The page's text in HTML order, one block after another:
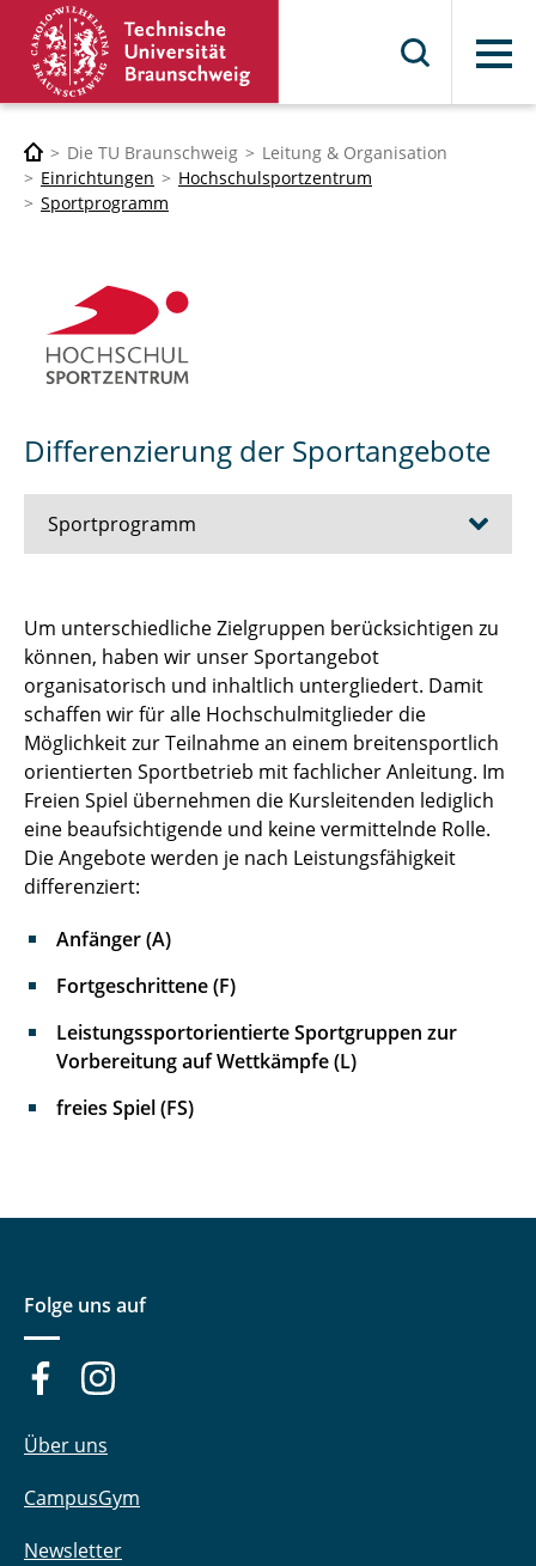
Menü
Die TU Braunschweig
Leitung & Organisation
Einrichtungen
Hochschulsportzentrum
Sportprogramm
Differenzierung der Sportangebote
Sportprogramm
Buchungs- und Teilnahmebedingungen
Nutzungsordnungen
Differenzierung der Sportangebote
Feedback Sportangebot
Verletzt im HSP - und nun?
Versicherungen im Sport & Studium
Um unterschiedliche Zielgruppen berücksichtigen zu
können, haben wir unser Sportangebot
organisatorisch und inhaltlich untergliedert. Damit
schaffen wir für alle Hochschulmitglieder die
Möglichkeit zur Teilnahme an einem breitensportlich
orientierten Sportbetrieb mit fachlicher Anleitung. Im
Freien Spiel übernehmen die Kursleitenden lediglich
eine beaufsichtigende und keine vermittelnde Rolle.
Die Angebote werden je nach Leistungsfähigkeit
differenziert:
Anfänger (A)
Fortgeschrittene (F)
Leistungssportorientierte Sportgruppen zur
Vorbereitung auf Wettkämpfe (L)
freies Spiel (FS)
Folge uns auf
Über uns
CampusGym
Newsletter